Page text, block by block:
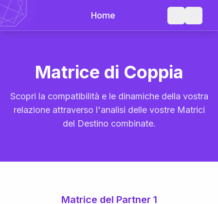
Home
Matrice di Coppia
Scopri la compatibilità e le dinamiche della vostra
relazione attraverso l'analisi delle vostre Matrici
del Destino combinate.
Matrice del Partner 1